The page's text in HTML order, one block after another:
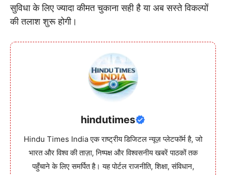
सुविधा के लिए ज्यादा कीमत चुकाना सही है या अब सस्ते विकल्पों
की तलाश शुरू होगी।
hindutimes
Hindu Times India एक राष्ट्रीय डिजिटल न्यूज़ प्लेटफॉर्म है, जो
भारत और विश्व की ताज़ा, निष्पक्ष और विश्वसनीय खबरें पाठकों तक
पहुँचाने के लिए समर्पित है। यह पोर्टल राजनीति, शिक्षा, संविधान,